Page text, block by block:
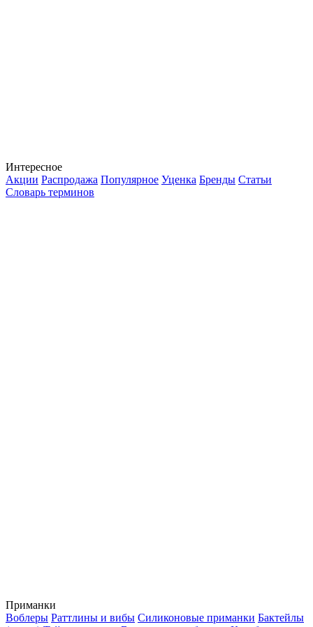
Интересное
Акции Распродажа Популярное Уценка Бренды Статьи
Словарь терминов
Приманки
Воблеры Раттлины и вибы Силиконовые приманки Бактейлы